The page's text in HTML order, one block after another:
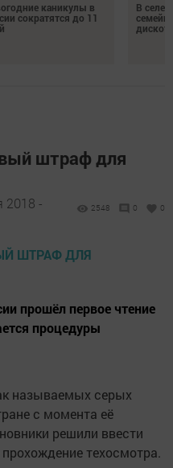
каникулы в
сократятся до 11
В селе
штраф для
2018 -
2548 0 0
прошёл первое чтение
процедуры
называемых серых
с момента её
решили ввести
техосмотра.